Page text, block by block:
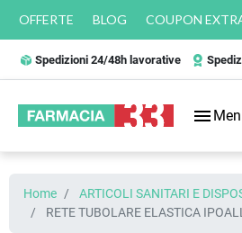
OFFERTE BLOG COUPON
Spedizioni 24/48h lavorative
menu
Home ARTICOLI SANITARI E
RETE TUBOLARE ELASTICA